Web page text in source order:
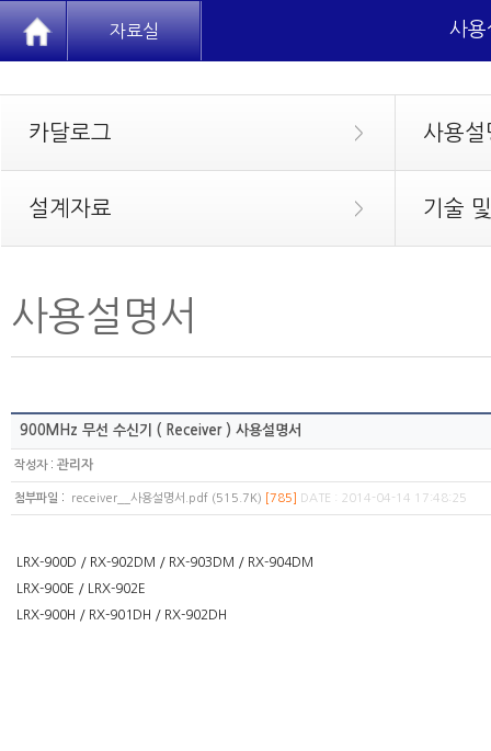
자료실 사용
>
카달로그 사용설
>
설계자료 기술
사용설명서
900MHz 무선 수신기 ( Receiver ) 사용설명서
작성자: 관리자
첨부파일 : receiver__사용설명서.pdf (515.7K) [785] DATE : 2014-04-14 17:48:25
LRX-900D / RX-902DM / RX-903DM / RX-904DM
LRX-900E / LRX-902E
LRX-900H / RX-901DH / RX-902DH